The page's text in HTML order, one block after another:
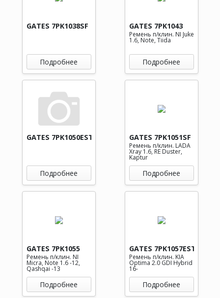
GATES 7PK1038SF
Подробнее
GATES 7PK1043
Ремень п/клин. NI Juke
1.6, Note, Tiida
Подробнее
GATES 7PK1050EST
Подробнее
GATES 7PK1051SF
Ремень п/клин. LADA
Xray 1.6, RE Duster,
Kaptur
Подробнее
GATES 7PK1055
Ремень п/клин. NI
Micra, Note 1.6 -12,
Qashqai -13
Подробнее
GATES 7PK1057EST
Ремень п/клин. KIA
Optima 2.0 GDI Hybrid
16-
Подробнее